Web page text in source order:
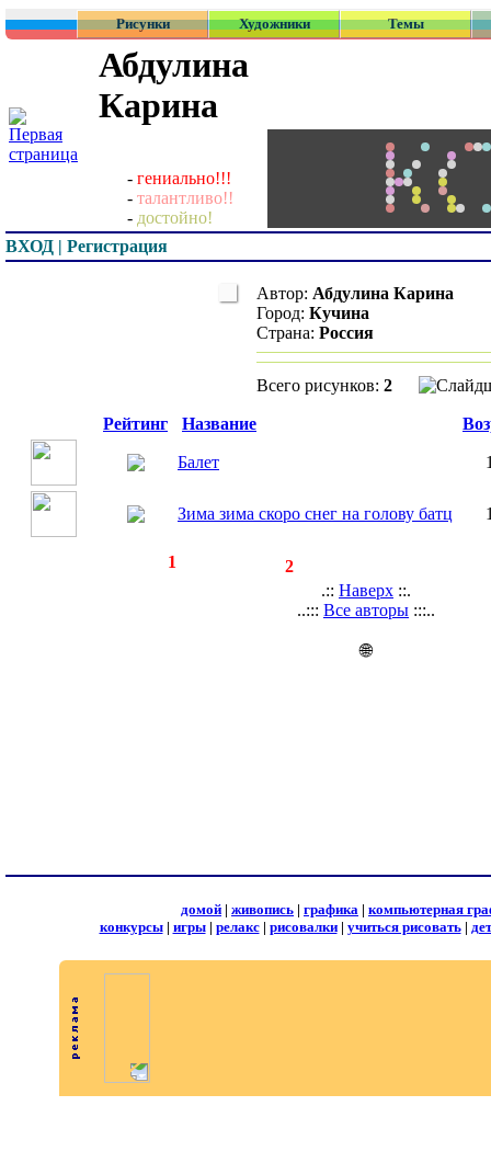
Рисунки Художники Темы
Абдулина
Карина
- гениально!!!
- талантливо!!
- достойно!
ВХОД | Регистрация
Автор: Абдулина Карина
Город: Кучина
Страна: Россия
Всего рисунков: 2
Рейтинг Название
Балет
Зима зима скоро снег на голову батц
1
2
.:: Наверх ::.
..::: Все авторы :::..
🌐
домой | живопись | графика | компьютерная
конкурсы| игры| релакс| рисовалки| учиться рисовать|